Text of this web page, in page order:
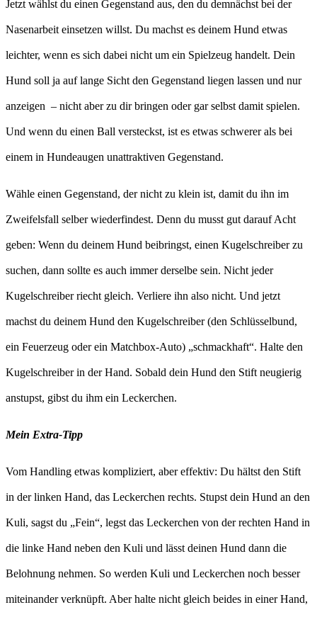
Jetzt wählst du einen Gegenstand aus, den du demnächst bei der
Nasenarbeit einsetzen willst. Du machst es deinem Hund etwas
leichter, wenn es sich dabei nicht um ein Spielzeug handelt. Dein
Hund soll ja auf lange Sicht den Gegenstand liegen lassen und nur
anzeigen – nicht aber zu dir bringen oder gar selbst damit spielen.
Und wenn du einen Ball versteckst, ist es etwas schwerer als bei
einem in Hundeaugen unattraktiven Gegenstand.
Wähle einen Gegenstand, der nicht zu klein ist, damit du ihn im
Zweifelsfall selber wiederfindest. Denn du musst gut darauf Acht
geben: Wenn du deinem Hund beibringst, einen Kugelschreiber zu
suchen, dann sollte es auch immer derselbe sein. Nicht jeder
Kugelschreiber riecht gleich. Verliere ihn also nicht. Und jetzt
machst du deinem Hund den Kugelschreiber (den Schlüsselbund,
ein Feuerzeug oder ein Matchbox-Auto) „schmackhaft“. Halte den
Kugelschreiber in der Hand. Sobald dein Hund den Stift neugierig
anstupst, gibst du ihm ein Leckerchen.
Mein Extra-Tipp
Vom Handling etwas kompliziert, aber effektiv: Du hältst den Stift
in der linken Hand, das Leckerchen rechts. Stupst dein Hund an den
Kuli, sagst du „Fein“, legst das Leckerchen von der rechten Hand in
die linke Hand neben den Kuli und lässt deinen Hund dann die
Belohnung nehmen. So werden Kuli und Leckerchen noch besser
miteinander verknüpft. Aber halte nicht gleich beides in einer Hand,